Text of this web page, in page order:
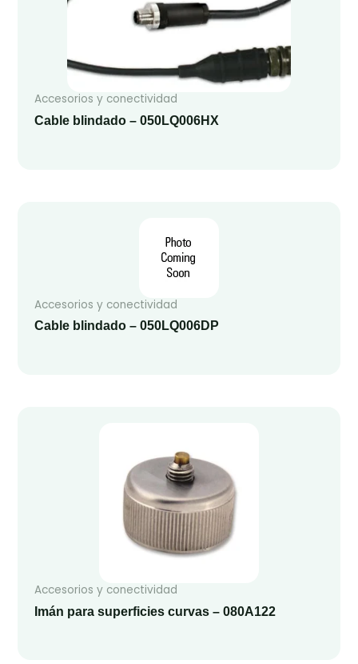
Accesorios y conectividad
Cable blindado – 050LQ006HX
Accesorios y conectividad
Cable blindado – 050LQ006DP
Accesorios y conectividad
Imán para superficies curvas – 080A122